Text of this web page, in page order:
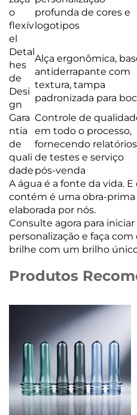
o
flexív
el
profunda de cores e
logotipos
Detal
hes
de
Desi
gn
Alça ergonômica,
antiderrapante com
textura, tampa
padronizada para
Gara
ntia
de
quali
dade
Controle de
em todo o processo,
fornecendo relatórios
de testes e serviço
pós-venda
A água é a fonte da vida.
contém é uma obra-
elaborada por nós.
Consulte agora para
personalização e faça
brilhe com um brilho
Produtos